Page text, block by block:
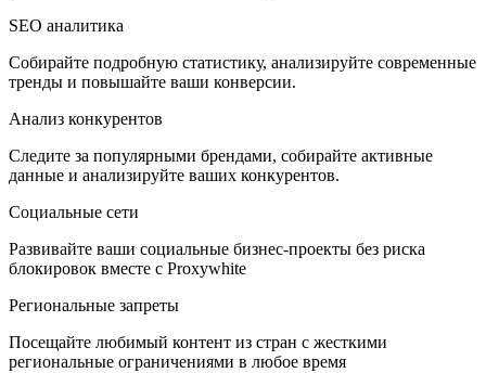
Индонезия
SEO аналитика
Собирайте подробную статистику, анализируйте современные
тренды и повышайте ваши конверсии.
Анализ конкурентов
Следите за популярными брендами, собирайте активные
данные и анализируйте ваших конкурентов.
Социальные сети
Развивайте ваши социальные бизнес-проекты без риска
блокировок вместе с Proxywhite
Региональные запреты
Посещайте любимый контент из стран с жесткими
региональные ограничениями в любое время